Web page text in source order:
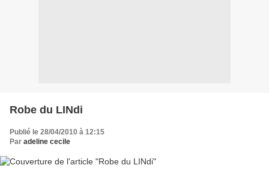
Robe du LINdi
Publié le 28/04/2010 à 12:15
Par adeline cecile